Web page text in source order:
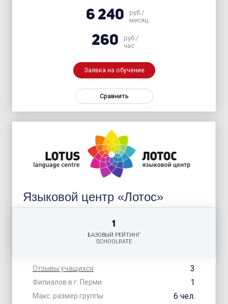
6 240
руб./
месяц
260
руб./
час
Заявка на обучение
Сравнить
Языковой центр «Лотос»
Отзывы учащихся 3
Филиалов в г. Перми 1
Макс. размер группы 6 чел.
1
БАЗОВЫЙ РЕЙТИНГ
SCHOOLRATE